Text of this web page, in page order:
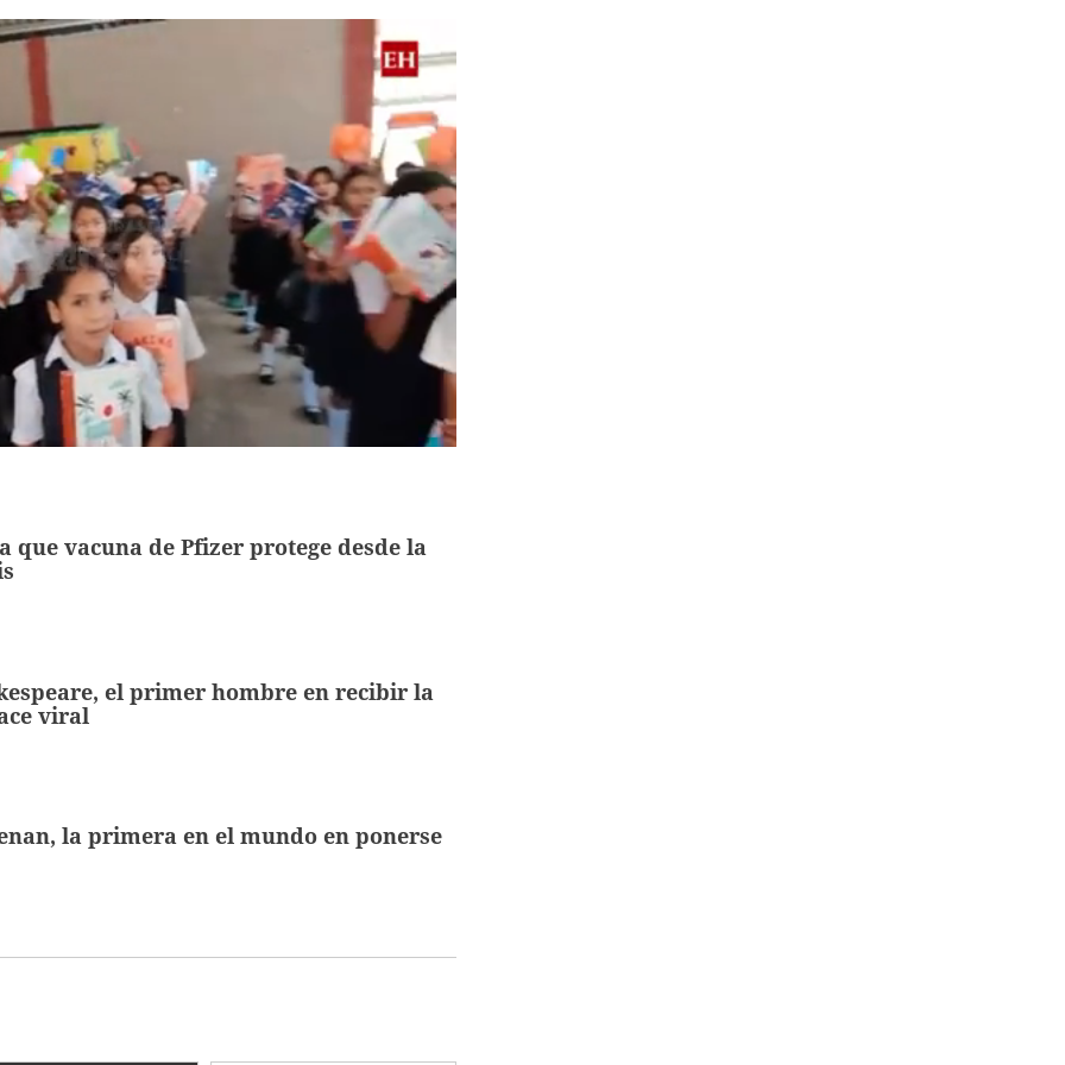
que vacuna de Pfizer protege desde la
el primer hombre en recibir la
viral
la primera en el mundo en ponerse